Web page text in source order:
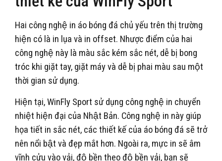
Hai công nghệ in áo bóng đá chủ yếu trên thị trường
hiện có là in lụa và in offset. Nhược điểm của hai
công nghệ này là màu sắc kém sắc nét, dễ bị bong
tróc khi giặt tay, giặt máy và dễ bị phai màu sau một
thời gian sử dụng.
Hiện tại, WinFly Sport sử dụng công nghệ in chuyển
nhiệt hiện đại của Nhật Bản. Công nghệ in này giúp
họa tiết in sắc nét, các thiết kế của áo bóng đá sẽ trở
nên nổi bật và đẹp mắt hơn. Ngoài ra, mực in sẽ âm
vĩnh cửu vào vải, độ bền theo độ bền vải, bạn sẽ